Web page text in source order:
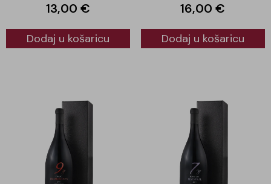
13,00€
Dodaj u košaricu
16,00€
Dodaj u košaricu